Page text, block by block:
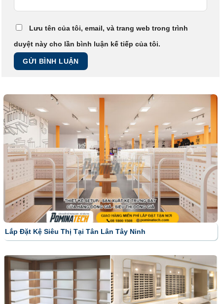
Lưu tên của tôi, email, và trang web trong trình
duyệt này cho lần bình luận kế tiếp của tôi.
Lắp Đặt Kệ Siêu Thị Tại Tân Lân Tây Ninh